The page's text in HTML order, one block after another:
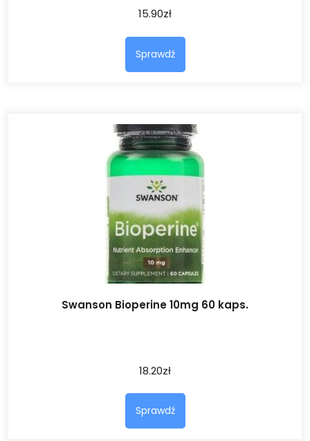
15.90zł
Sprawdź
Swanson Bioperine 10mg 60 kaps.
18.20zł
Sprawdź